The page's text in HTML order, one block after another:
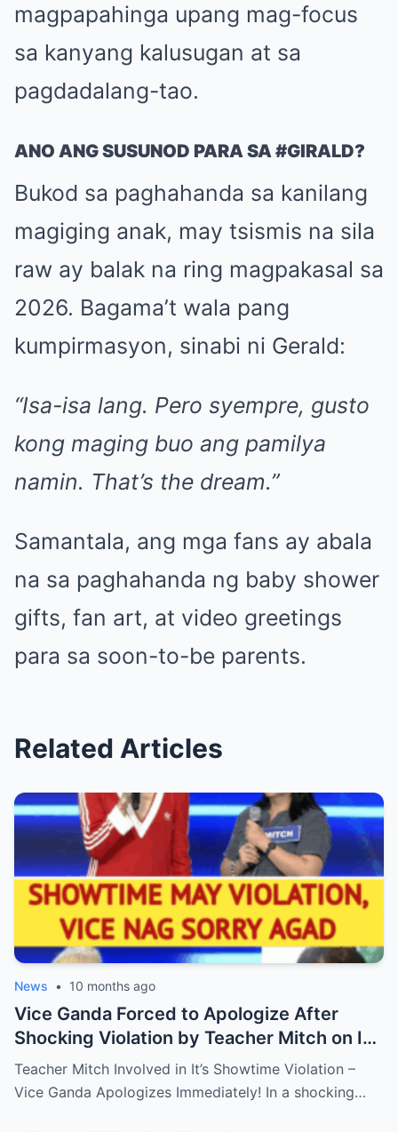
magpapahinga upang mag-focus
sa kanyang kalusugan at sa
pagdadalang-tao.
ANO ANG SUSUNOD PARA SA #GIRALD?
Bukod sa paghahanda sa kanilang
magiging anak, may tsismis na sila
raw ay balak na ring magpakasal sa
2026. Bagama’t wala pang
kumpirmasyon, sinabi ni Gerald:
“Isa-isa lang. Pero syempre, gusto
kong maging buo ang pamilya
namin. That’s the dream.”
Samantala, ang mga fans ay abala
na sa paghahanda ng baby shower
gifts, fan art, at video greetings
para sa soon-to-be parents.
Related Articles
News • 10 months ago
Vice Ganda Forced to Apologize After
Shocking Violation by Teacher Mitch on It’s
Showtime – Fans Are Furious, What
Happened Behind the Scenes?
Teacher Mitch Involved in It’s Showtime Violation –
Vice Ganda Apologizes Immediately! In a shocking…